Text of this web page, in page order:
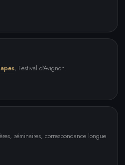
, Festival d'Avignon.
séminaires, correspondance longue